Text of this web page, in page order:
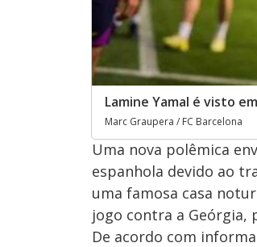
Lamine Yamal é visto
Marc Graupera / FC Barcelona
Uma nova polêmica
espanhola devido ao
uma famosa casa
jogo contra a Geórgia,
De acordo com